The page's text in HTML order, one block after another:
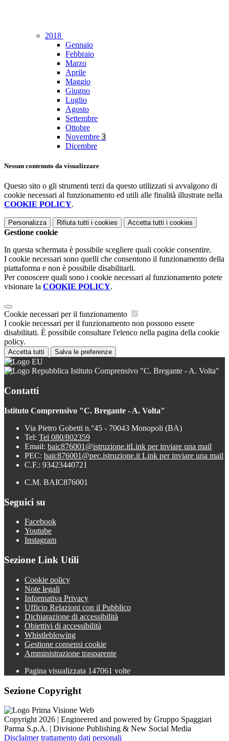
2018
Gennaio
Febbraio
Marzo
Aprile
Maggio
Giugno
Luglio
Agosto
Settembre
Ottobre
Novembre 3
Dicembre
Nessun contenuto da visualizzare
Questo sito o gli strumenti terzi da questo utilizzati si avvalgono di
cookie necessari al funzionamento ed utili alle finalità illustrate nella
COOKIE POLICY.
Personalizza Rifiuta tutti i cookies Accetta tutti i cookies
Gestione cookie
In questa schermata è possibile scegliere quali cookie consentire.
I cookie necessari sono quelli che consentono il funzionamento della
piattaforma e non è possibile disabilitarli.
Per conoscere quali sono i cookie necessari al funzionamento potete
visionare la COOKIE POLICY.
Cookie necessari per il funzionamento
I cookie necessari per il funzionamento non possono essere
disabilitati. È possibile consultare l'elenco nella pagina della cookie
policy.
Accetta tutti Salva le preferenze
Istituto Comprensivo "C. Bregante - A. Volta"
Contatti
Istituto Comprensivo "C. Bregante - A. Volta"
Via Pietro Gobetti n.°45 - 70043 Monopoli (BA)
Tel: Tel 080/802359
Email: baic876001@istruzione.itLink per inviare una mail
PEC: baic876001@pec.istruzione.it Link per inviare una mail
C.F.: 93423440721
C.M. BAIC876001
Seguici su
Facebook
Youtube
Instagram
Sezione Link Utili
Cookie policy
Note legali
Informativa Privacy
Ufficio Relazioni con il Pubblico
Dichiarazione di accessibilità
Obiettivi di accessibilità
Whistleblowing
Gestione consensi cookie
Amministrazione trasparente
Pagina visualizzata 147061 volte
Sezione Copyright
Copyright 2026 | Engineered and powered by Gruppo Spaggiari
Parma S.p.A. | Divisione Publishing & New Social Media
Disclaimer trattamento dati personali